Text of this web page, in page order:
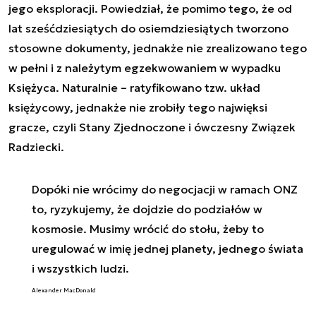
jego eksploracji. Powiedział, że pomimo tego, że od
lat sześćdziesiątych do osiemdziesiątych tworzono
stosowne dokumenty, jednakże nie zrealizowano tego
w pełni i z należytym egzekwowaniem w wypadku
Księżyca. Naturalnie – ratyfikowano tzw. układ
księżycowy, jednakże nie zrobiły tego najwięksi
gracze, czyli Stany Zjednoczone i ówczesny Związek
Radziecki.
Dopóki nie wrócimy do negocjacji w ramach ONZ
to, ryzykujemy, że dojdzie do podziałów w
kosmosie. Musimy wrócić do stołu, żeby to
uregulować w imię jednej planety, jednego świata
i wszystkich ludzi.
Alexander MacDonald